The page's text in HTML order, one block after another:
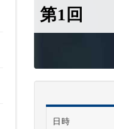
第1回
日時